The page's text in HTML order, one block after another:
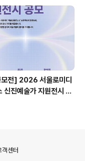
모전] 2026 서울로미디
신진예술가 지원전시 공
객센터